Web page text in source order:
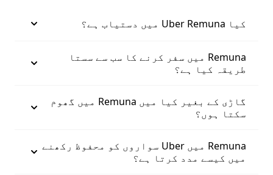
کیا Uber Remuna میں دستیاب ہے؟
Remuna میں سفر کرنے کا سب سے سستا
طریقہ کیا ہے؟
گاڑی کے بغیر کیا میں Remuna میں گھوم
سکتا ہوں؟
Remuna میں Uber سواروں کو محفوظ رکھنے
میں کیسے مدد کرتا ہے؟